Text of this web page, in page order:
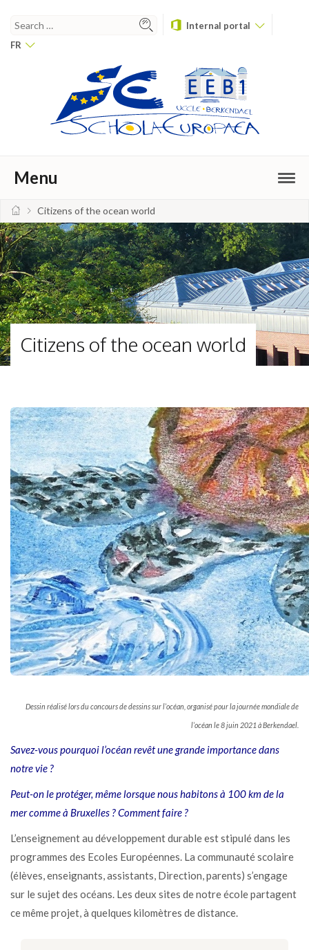
Internal portal
FR
Menu
Citizens of the ocean world
Citizens of the ocean world
Dessin réalisé lors du concours de dessins sur l’océan, organisé pour la journée mondiale de
l’océan le 8 juin 2021 à Berkendael.
Savez-vous pourquoi l’océan revêt une grande importance dans
notre vie ?
Peut-on le protéger, même lorsque nous habitons à 100 km de la
mer comme à Bruxelles ? Comment faire ?
L’enseignement au développement durable est stipulé dans les
programmes des Ecoles Européennes. La communauté scolaire
(élèves, enseignants, assistants, Direction, parents) s’engage
sur le sujet des océans. Les deux sites de notre école partagent
ce même projet, à quelques kilomètres de distance.